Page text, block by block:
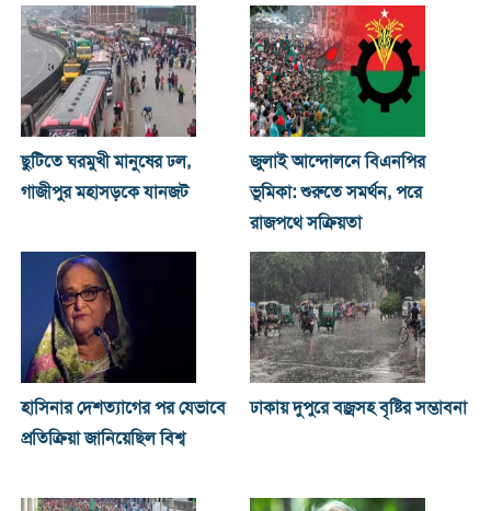
ছুটিতে ঘরমুখী মানুষের ঢল,
গাজীপুর মহাসড়কে যানজট
জুলাই আন্দোলনে বিএনপির
ভূমিকা: শুরুতে সমর্থন, পরে
রাজপথে সক্রিয়তা
হাসিনার দেশত্যাগের পর যেভাবে
প্রতিক্রিয়া জানিয়েছিল বিশ্ব
ঢাকায় দুপুরে বজ্রসহ বৃষ্টির সম্ভাবনা